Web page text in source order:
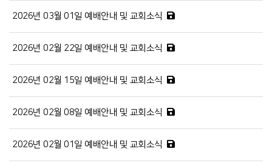
2026년 03월 01일 예배안내 및 교회소식
2026년 02월 22일 예배안내 및 교회소식
2026년 02월 15일 예배안내 및 교회소식
2026년 02월 08일 예배안내 및 교회소식
2026년 02월 01일 예배안내 및 교회소식